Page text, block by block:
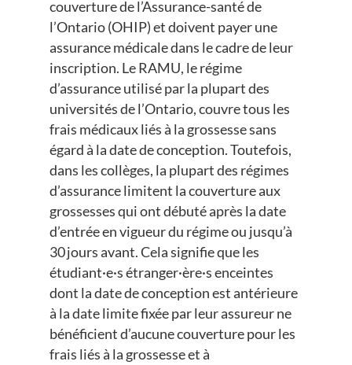
couverture de l’Assurance-santé de
l’Ontario (OHIP) et doivent payer une
assurance médicale dans le cadre de leur
inscription. Le RAMU, le régime
d’assurance utilisé par la plupart des
universités de l’Ontario, couvre tous les
frais médicaux liés à la grossesse sans
égard à la date de conception. Toutefois,
dans les collèges, la plupart des régimes
d’assurance limitent la couverture aux
grossesses qui ont débuté après la date
d’entrée en vigueur du régime ou jusqu’à
30 jours avant. Cela signifie que les
étudiant·e·s étranger·ère·s enceintes
dont la date de conception est antérieure
à la date limite fixée par leur assureur ne
bénéficient d’aucune couverture pour les
frais liés à la grossesse et à